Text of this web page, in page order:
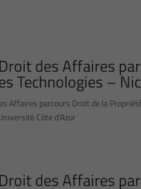
des Affaires
Technologies –
Affaires parcours Droit de la
Côte d’Azur
des Affaires